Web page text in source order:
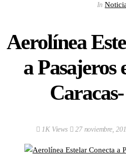
In
Aerolínea
a Pasajeros
1K Views 27 noviembre,